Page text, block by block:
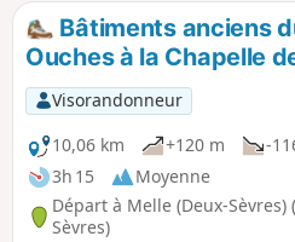
Bâtiments anciens
Ouches à la Chapelle
Visorandonneur
10,06 km
+120 m
-
3h 15
Moyenne
Départ à Melle (Deux-Sèvres)
Sèvres)